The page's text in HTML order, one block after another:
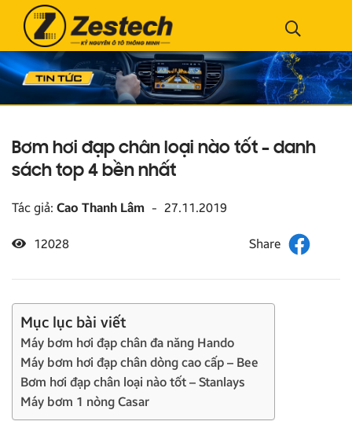
Bơm hơi đạp chân loại nào tốt – danh
sách top 4 bền nhất
Tác giả: Cao Thanh Lâm - 27.11.2019
12028
Mục lục bài viết
Máy bơm hơi đạp chân đa năng Hando
Máy bơm hơi đạp chân dòng cao cấp – Bee
Bơm hơi đạp chân loại nào tốt – Stanlays
Máy bơm 1 nòng Casar